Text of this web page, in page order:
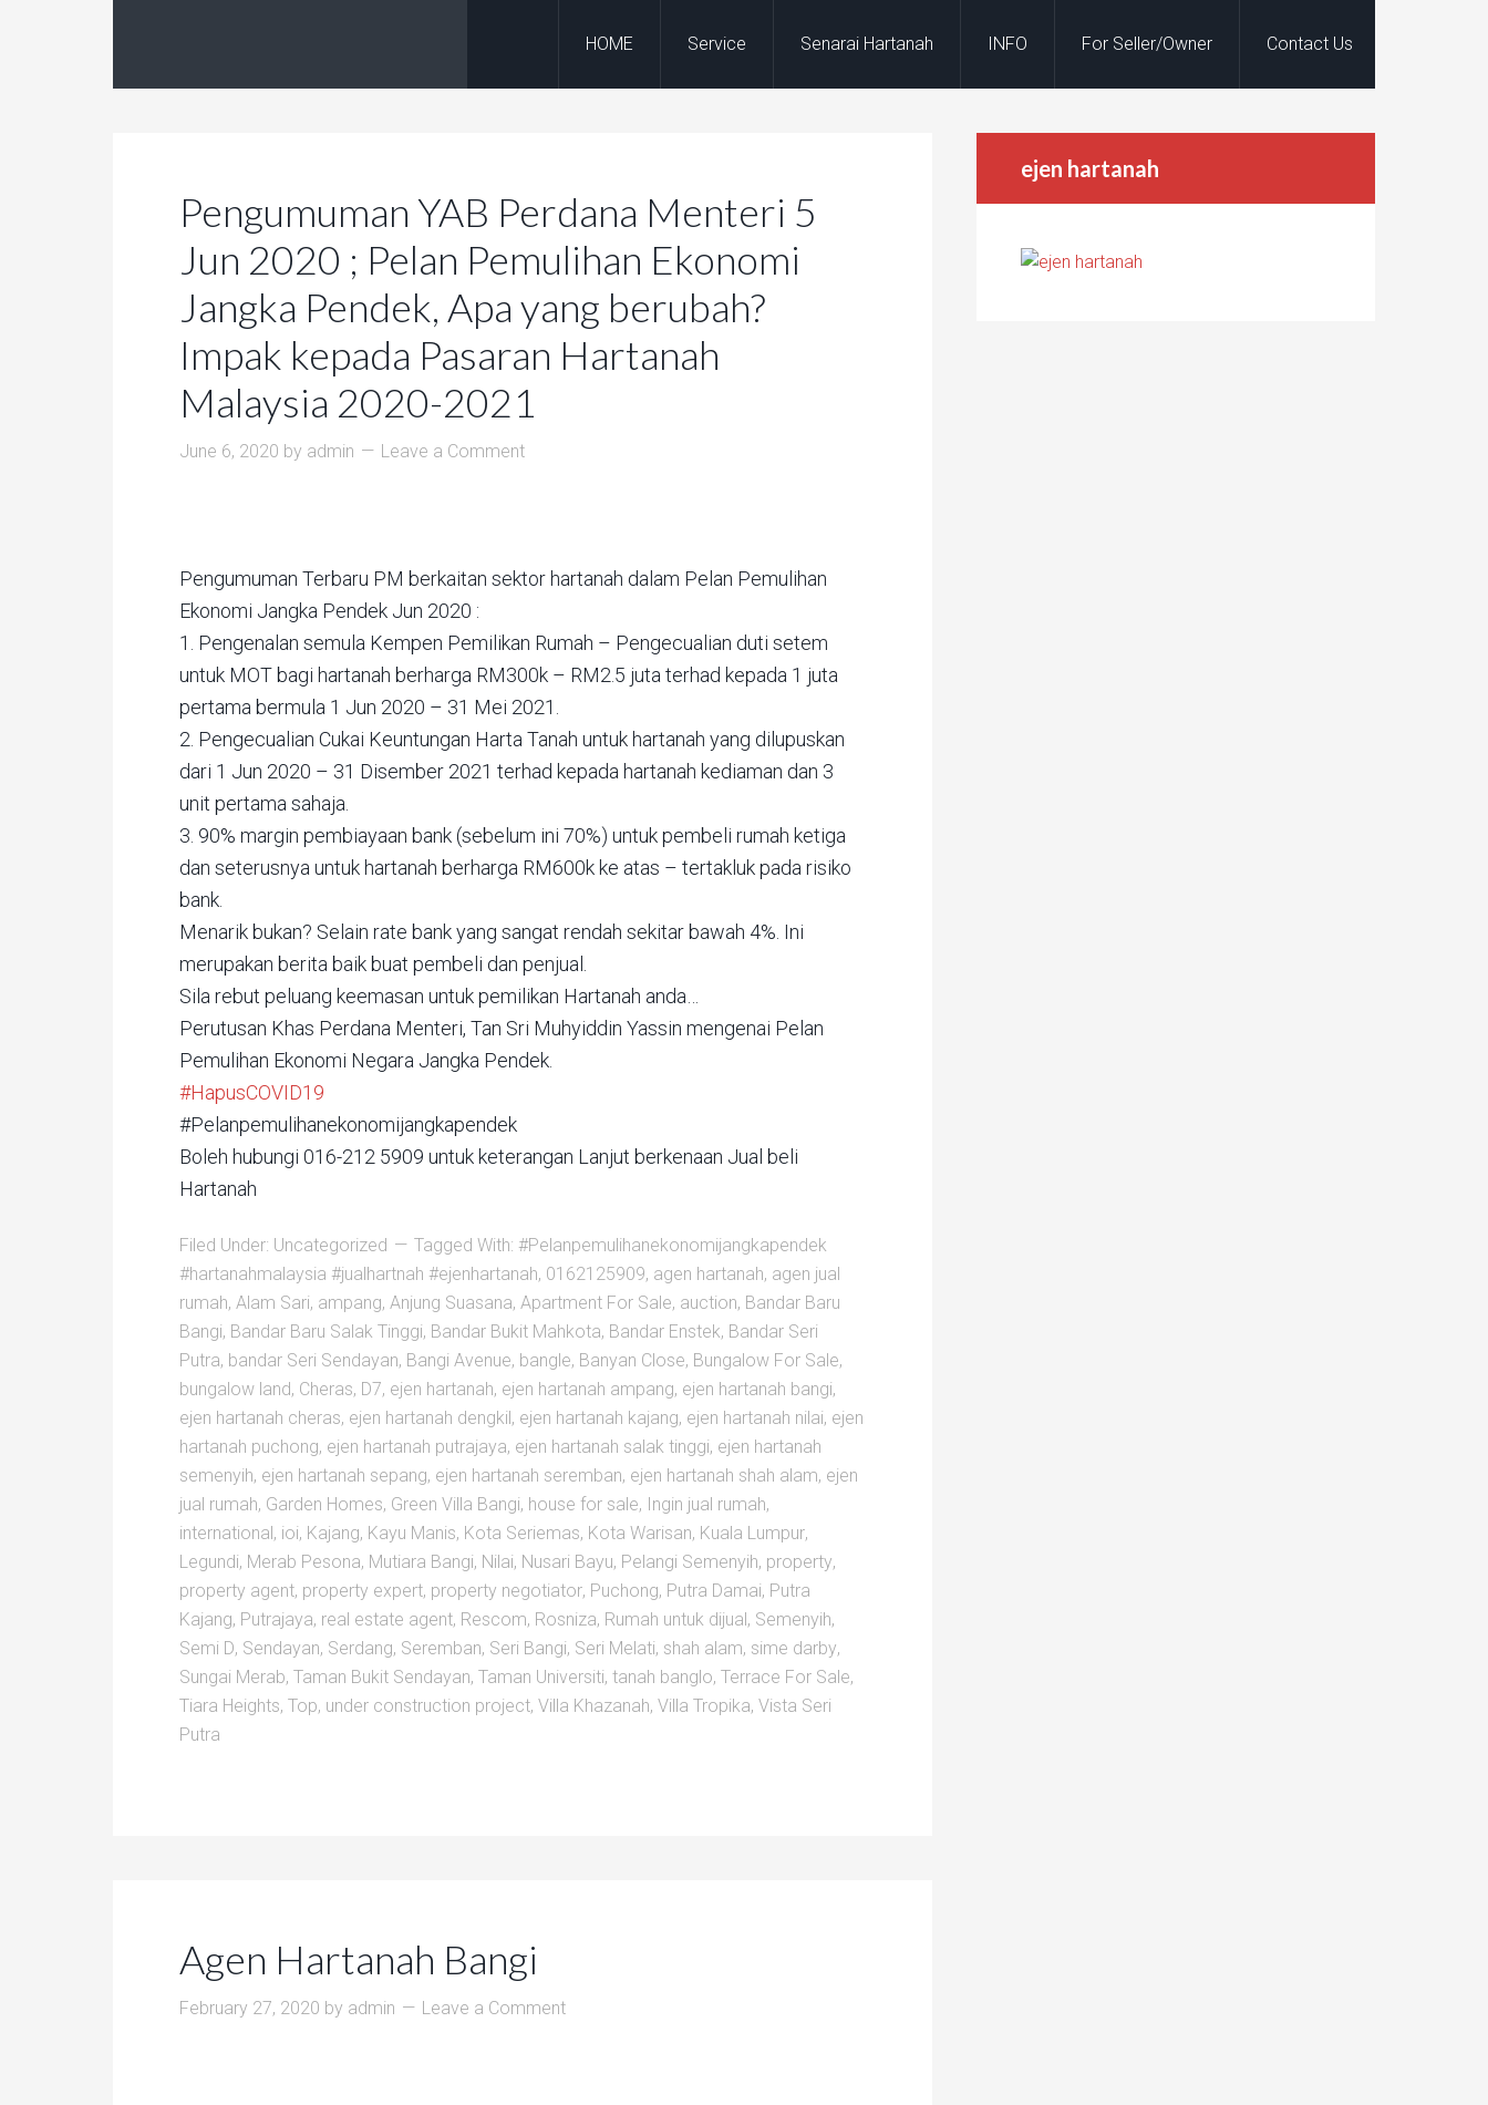
HOME Service Senarai Hartanah INFO For Seller/Owner Contact Us
Pengumuman YAB Perdana Menteri 5
Jun 2020 ; Pelan Pemulihan Ekonomi
Jangka Pendek, Apa yang berubah?
Impak kepada Pasaran Hartanah
Malaysia 2020-2021
June 6, 2020 by admin Leave a Comment
Pengumuman Terbaru PM berkaitan sektor hartanah dalam Pelan Pemulihan
Ekonomi Jangka Pendek Jun 2020 :
1. Pengenalan semula Kempen Pemilikan Rumah – Pengecualian duti setem
untuk MOT bagi hartanah berharga RM300k – RM2.5 juta terhad kepada 1 juta
pertama bermula 1 Jun 2020 – 31 Mei 2021.
2. Pengecualian Cukai Keuntungan Harta Tanah untuk hartanah yang dilupuskan
dari 1 Jun 2020 – 31 Disember 2021 terhad kepada hartanah kediaman dan 3
unit pertama sahaja.
3. 90% margin pembiayaan bank (sebelum ini 70%) untuk pembeli rumah ketiga
dan seterusnya untuk hartanah berharga RM600k ke atas – tertakluk pada risiko
bank.
Menarik bukan? Selain rate bank yang sangat rendah sekitar bawah 4%. Ini
merupakan berita baik buat pembeli dan penjual.
Sila rebut peluang keemasan untuk pemilikan Hartanah anda…
Perutusan Khas Perdana Menteri, Tan Sri Muhyiddin Yassin mengenai Pelan
Pemulihan Ekonomi Negara Jangka Pendek.
#HapusCOVID19
#Pelanpemulihanekonomijangkapendek
Boleh hubungi 016-212 5909 untuk keterangan Lanjut berkenaan Jual beli
Hartanah
Filed Under: Uncategorized Tagged With: #Pelanpemulihanekonomijangkapendek
#hartanahmalaysia #jualhartnah #ejenhartanah, 0162125909, agen hartanah, agen jual
rumah, Alam Sari, ampang, Anjung Suasana, Apartment For Sale, auction, Bandar Baru
Bangi, Bandar Baru Salak Tinggi, Bandar Bukit Mahkota, Bandar Enstek, Bandar Seri
Putra, bandar Seri Sendayan, Bangi Avenue, bangle, Banyan Close, Bungalow For Sale,
bungalow land, Cheras, D7, ejen hartanah, ejen hartanah ampang, ejen hartanah bangi,
ejen hartanah cheras, ejen hartanah dengkil, ejen hartanah kajang, ejen hartanah nilai, ejen
hartanah puchong, ejen hartanah putrajaya, ejen hartanah salak tinggi, ejen hartanah
semenyih, ejen hartanah sepang, ejen hartanah seremban, ejen hartanah shah alam, ejen
jual rumah, Garden Homes, Green Villa Bangi, house for sale, Ingin jual rumah,
international, ioi, Kajang, Kayu Manis, Kota Seriemas, Kota Warisan, Kuala Lumpur,
Legundi, Merab Pesona, Mutiara Bangi, Nilai, Nusari Bayu, Pelangi Semenyih, property,
property agent, property expert, property negotiator, Puchong, Putra Damai, Putra
Kajang, Putrajaya, real estate agent, Rescom, Rosniza, Rumah untuk dijual, Semenyih,
Semi D, Sendayan, Serdang, Seremban, Seri Bangi, Seri Melati, shah alam, sime darby,
Sungai Merab, Taman Bukit Sendayan, Taman Universiti, tanah banglo, Terrace For Sale,
Tiara Heights, Top, under construction project, Villa Khazanah, Villa Tropika, Vista Seri
Putra
Agen Hartanah Bangi
February 27, 2020 by admin Leave a Comment
ejen hartanah